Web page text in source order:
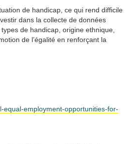
de handicap, ce qui rend difficile
dans la collecte de données
de handicap, origine ethnique,
de l’égalité en renforçant la
equal-employment-opportunities-for-